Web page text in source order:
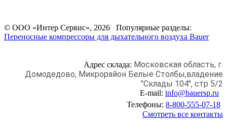
© ООО «Интер Сервис», 2026 Популярные разделы:
Переносные компрессоры для дыхательного воздуха Bauer
Адрес склада: Московская область, г.
Домодедово, Микрорайон Белые Столбы,владение
"Склады 104", стр 5/2
E-mail: info@bauersp.ru
Телефоны: 8-800-555-07-18
Смотреть все контакты